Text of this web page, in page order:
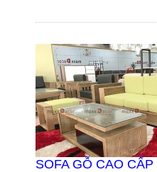
SOFA GỖ CAO